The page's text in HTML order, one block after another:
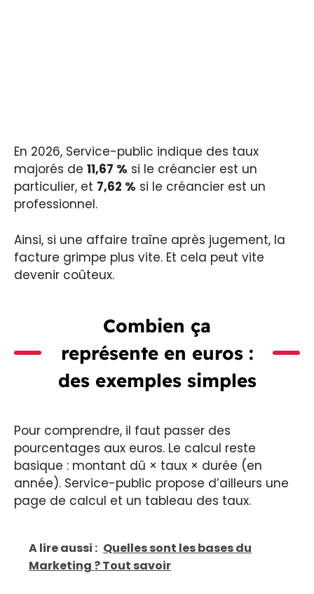
En 2026, Service-public indique des taux
majorés de 11,67 % si le créancier est un
particulier, et 7,62 % si le créancier est un
professionnel.
Ainsi, si une affaire traîne après jugement, la
facture grimpe plus vite. Et cela peut vite
devenir coûteux.
Combien ça
représente en euros :
des exemples simples
Pour comprendre, il faut passer des
pourcentages aux euros. Le calcul reste
basique : montant dû × taux × durée (en
année). Service-public propose d’ailleurs une
page de calcul et un tableau des taux.
A lire aussi : Quelles sont les bases du
Marketing ? Tout savoir